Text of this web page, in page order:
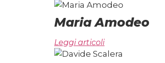
Maria Amodeo
Leggi articoli